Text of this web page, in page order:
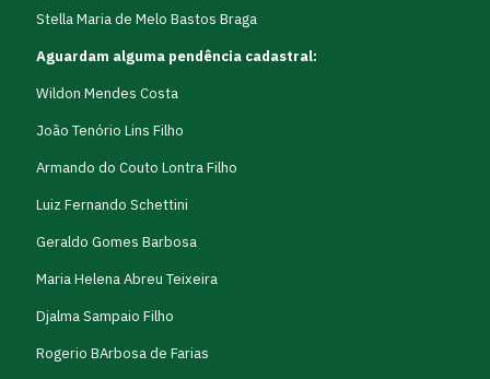
Stella Maria de Melo Bastos Braga
Aguardam alguma pendência cadastral:
Wildon Mendes Costa
João Tenório Lins Filho
Armando do Couto Lontra Filho
Luiz Fernando Schettini
Geraldo Gomes Barbosa
Maria Helena Abreu Teixeira
Djalma Sampaio Filho
Rogerio BArbosa de Farias